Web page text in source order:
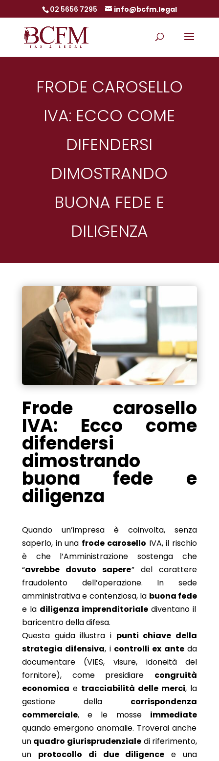
02 5656 7295 info@bcfm.legal
FRODE CAROSELLO
IVA: ECCO COME
DIFENDERSI
DIMOSTRANDO
BUONA FEDE E
DILIGENZA
Frode carosello
IVA: Ecco come
difendersi
dimostrando
buona fede e
diligenza
Quando un’impresa è coinvolta, senza
saperlo, in una frode carosello IVA, il rischio
è che l’Amministrazione sostenga che
“avrebbe dovuto sapere” del carattere
fraudolento dell’operazione. In sede
amministrativa e contenziosa, la buona fede
e la diligenza imprenditoriale diventano il
baricentro della difesa.
Questa guida illustra i punti chiave della
strategia difensiva, i controlli ex anteda
documentare (VIES, visure, idoneità del
fornitore), come presidiare congruità
economica e tracciabilità delle merci, la
gestione della corrispondenza
commerciale, e le mosse immediate
quando emergono anomalie. Troverai anche
un quadro giurisprudenziale di riferimento,
un protocollo di due diligence e una